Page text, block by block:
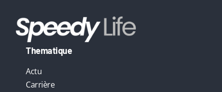
Thematique
Actu
Carrière